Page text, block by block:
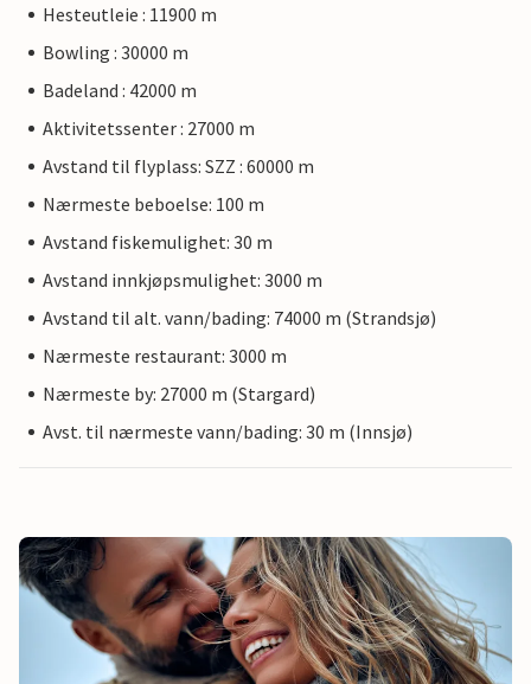
Hesteutleie : 11900 m
Bowling : 30000 m
Badeland : 42000 m
Aktivitetssenter : 27000 m
Avstand til flyplass: SZZ : 60000 m
Nærmeste beboelse: 100 m
Avstand fiskemulighet: 30 m
Avstand innkjøpsmulighet: 3000 m
Avstand til alt. vann/bading: 74000 m (Strandsjø)
Nærmeste restaurant: 3000 m
Nærmeste by: 27000 m (Stargard)
Avst. til nærmeste vann/bading: 30 m (Innsjø)